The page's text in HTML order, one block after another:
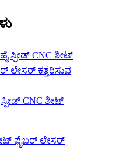
ಸ್ಪೀಡ್ CNC ಶೀಟ್